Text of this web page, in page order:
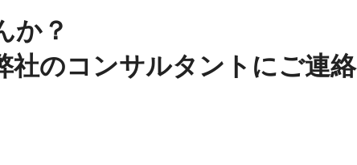
か？
社のコンサルタントにご連絡